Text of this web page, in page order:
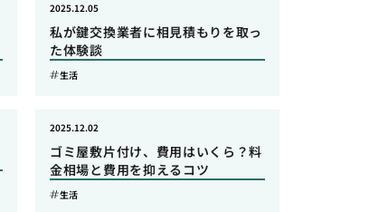
私が鍵交換業者に相見積もりを取っ
た体験談
2025.12.05
生活
ゴミ屋敷片付け、費用はいくら？料
金相場と費用を抑えるコツ
2025.12.02
生活